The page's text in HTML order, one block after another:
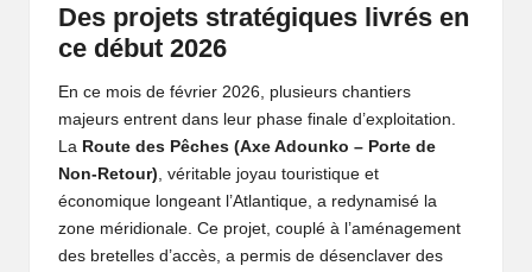
Des projets stratégiques livrés en
ce début 2026
En ce mois de février 2026, plusieurs chantiers
majeurs entrent dans leur phase finale d’exploitation.
La Route des Pêches (Axe Adounko – Porte de
Non-Retour) , véritable joyau touristique et
économique longeant l’Atlantique, a redynamisé la
zone méridionale. Ce projet, couplé à l’aménagement
des bretelles d’accès, a permis de désenclaver des